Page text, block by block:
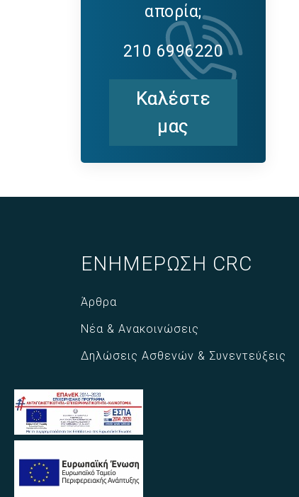
απορία;
210 6996220
Καλέστε
μας
ΕΝΗΜΕΡΩΣΗ CRC
Άρθρα
Νέα & Ανακοινώσεις
Δηλώσεις Ασθενών & Συνεντεύξεις